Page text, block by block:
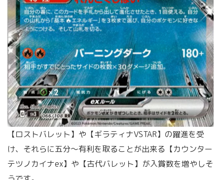
【ロストバレット】や【ギラティナVSTAR】の躍進を受
け、それらに五分～有利を取ることが出来る【カウンター
テツノカイナex】や【古代バレット】が入賞数を増やしそ